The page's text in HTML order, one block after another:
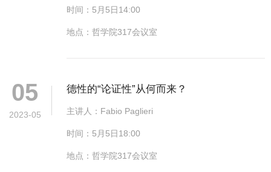
时间：5月5日14:00
地点：哲学院317会议室
05
2023-05
德性的“论证性”从何而来？
主讲人：Fabio Paglieri
时间：5月5日18:00
地点：哲学院317会议室